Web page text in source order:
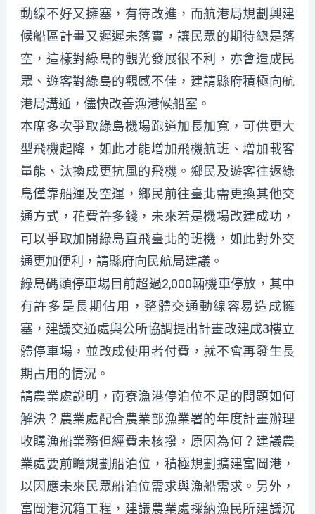
動線不好又擁塞，有待改進，而航港局規劃興建
候船區計畫又遲遲未落實，讓民眾的期待總是落
空，這樣對綠島的觀光發展很不利，亦會造成民
眾、遊客對綠島的觀感不佳，建請縣府積極向航
港局溝通，儘快改善漁港候船室。
本席多次爭取綠島機場跑道加長加寬，可供更大
型飛機起降，如此才能增加飛機航班、增加載客
量能、汰換成更抗風的飛機。鄉民及遊客往返綠
島僅靠船運及空運，鄉民前往臺北需更換其他交
通方式，花費許多錢，未來若是機場改建成功，
可以爭取加開綠島直飛臺北的班機，如此對外交
通更加便利，請縣府向民航局建議。
綠島碼頭停車場目前超過2,000輛機車停放，其中
有許多是長期佔用，整體交通動線容易造成擁
塞，建議交通處與公所協調提出計畫改建成3樓立
體停車場，並改成使用者付費，就不會再發生長
期占用的情況。
請農業處說明，南寮漁港停泊位不足的問題如何
解決？農業處配合農業部漁業署的年度計畫辦理
收購漁船業務但經費未核撥，原因為何？建議農
業處要前瞻規劃船泊位，積極規劃擴建富岡港，
以因應未來民眾船泊位需求與漁船需求。另外，
富岡港沉箱工程，建議農業處採納漁民所建議沉